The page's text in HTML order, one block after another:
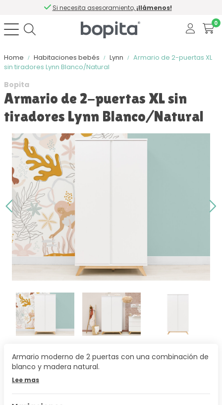
Si necesita asesoramiento, ¡llámenos!
0
Home Habitaciones bebés Lynn
Armario de 2-puertas XL
sin tiradores Lynn Blanco/Natural
Bopita
Armario de 2-puertas XL sin
tiradores Lynn Blanco/Natural
Armario moderno de 2 puertas con una combinación de
blanco y madera natural.
Lee mas